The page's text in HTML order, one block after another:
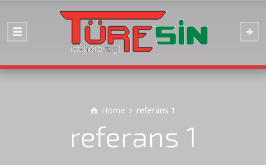
Home referans 1
referans 1